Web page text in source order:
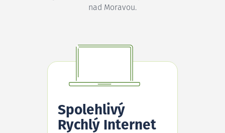
nad Moravou.
Spolehlivý
Rychlý Internet